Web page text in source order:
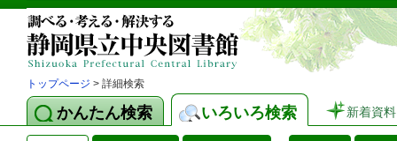
トップページ > 詳細検索
かんたん検索 いろいろ検索 新着資料